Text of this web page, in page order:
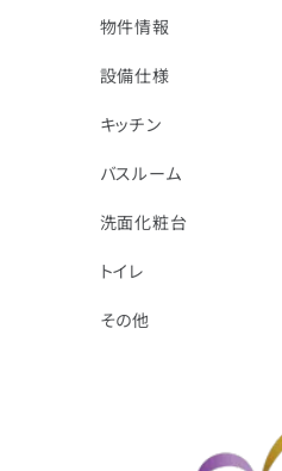
物件情報
設備仕様
キッチン
バスルーム
洗面化粧台
トイレ
その他